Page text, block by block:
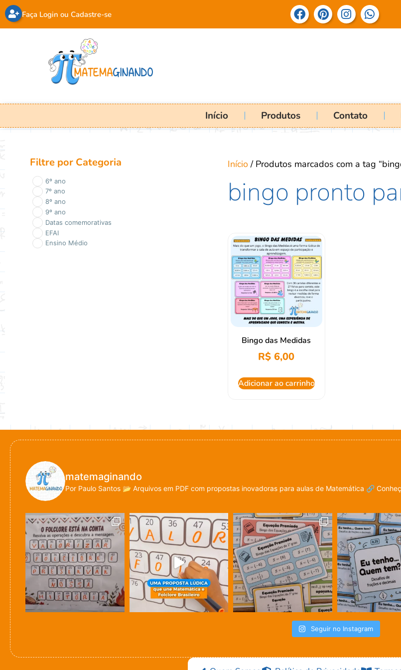
Faça Login ou Cadastre-se
Início Produtos Contato
Filtre por Categoria
6º ano
7º ano
8º ano
9º ano
Datas comemorativas
EFAI
Ensino Médio
Início / Produtos marcados com a tag
bingo pronto
Bingo das Medidas
R$ 6,00
Adicionar ao carrinho
matemaginando
Por Paulo Santos 📂 Arquivos em PDF com propostas inovadoras para aulas de Matemática 🔗
Seguir no Instagram